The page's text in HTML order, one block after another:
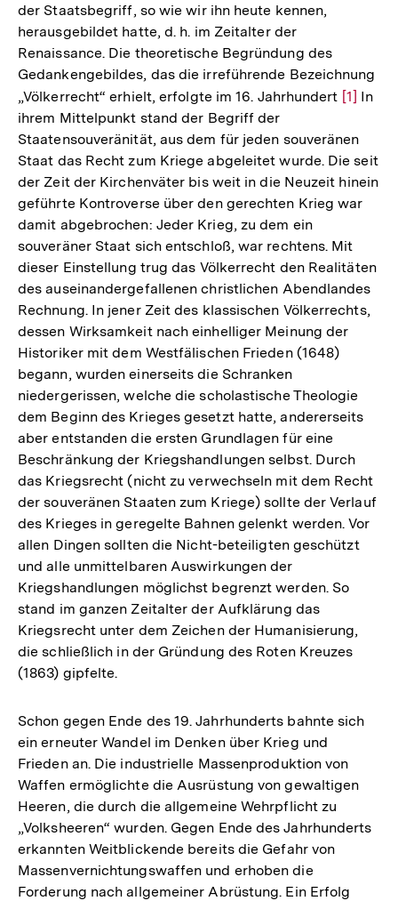
der Staatsbegriff, so wie wir ihn heute kennen,
herausgebildet hatte, d. h. im Zeitalter der
Renaissance. Die theoretische Begründung des
Gedankengebildes, das die irreführende Bezeichnung
„Völkerrecht“ erhielt, erfolgte im 16. Jahrhundert Zur
der
Fußnote
[1] In
ihrem Mittelpunkt stand der Begriff der
Staatensouveränität, aus dem für jeden souveränen
Staat das Recht zum Kriege abgeleitet wurde. Die seit
der Zeit der Kirchenväter bis weit in die Neuzeit hinein
geführte Kontroverse über den gerechten Krieg war
damit abgebrochen: Jeder Krieg, zu dem ein
souveräner Staat sich entschloß, war rechtens. Mit
dieser Einstellung trug das Völkerrecht den Realitäten
des auseinandergefallenen christlichen Abendlandes
Rechnung. In jener Zeit des klassischen Völkerrechts,
dessen Wirksamkeit nach einhelliger Meinung der
Historiker mit dem Westfälischen Frieden (1648)
begann, wurden einerseits die Schranken
niedergerissen, welche die scholastische Theologie
dem Beginn des Krieges gesetzt hatte, andererseits
aber entstanden die ersten Grundlagen für eine
Beschränkung der Kriegshandlungen selbst. Durch
das Kriegsrecht (nicht zu verwechseln mit dem Recht
der souveränen Staaten zum Kriege) sollte der Verlauf
des Krieges in geregelte Bahnen gelenkt werden. Vor
allen Dingen sollten die Nicht-beteiligten geschützt
und alle unmittelbaren Auswirkungen der
Kriegshandlungen möglichst begrenzt werden. So
stand im ganzen Zeitalter der Aufklärung das
Kriegsrecht unter dem Zeichen der Humanisierung,
die schließlich in der Gründung des Roten Kreuzes
(1863) gipfelte.
Schon gegen Ende des 19. Jahrhunderts bahnte sich
ein erneuter Wandel im Denken über Krieg und
Frieden an. Die industrielle Massenproduktion von
Waffen ermöglichte die Ausrüstung von gewaltigen
Heeren, die durch die allgemeine Wehrpflicht zu
„Volksheeren“ wurden. Gegen Ende des Jahrhunderts
erkannten Weitblickende bereits die Gefahr von
Massenvernichtungswaffen und erhoben die
Forderung nach allgemeiner Abrüstung. Ein Erfolg